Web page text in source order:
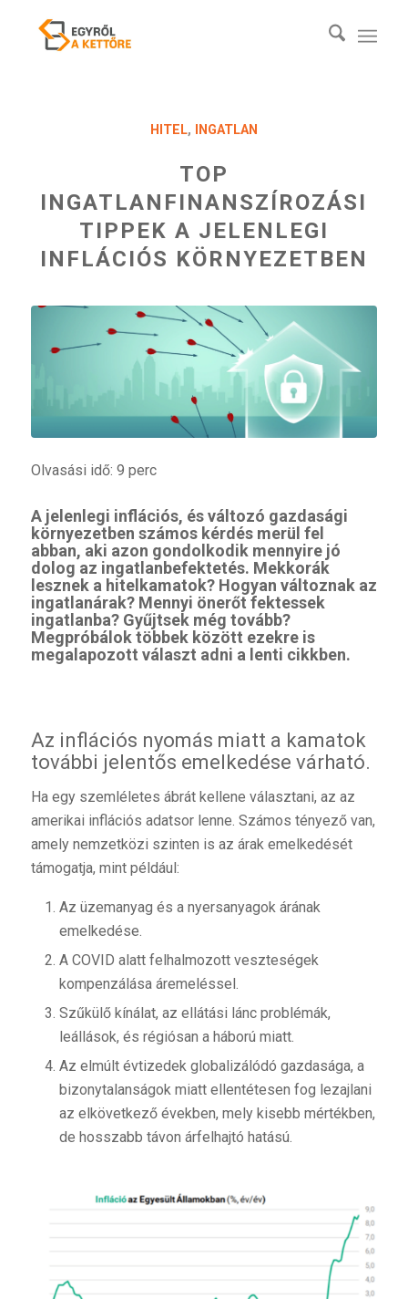
HITEL, INGATLAN
TOP
INGATLANFINANSZÍROZÁSI
TIPPEK A JELENLEGI
INFLÁCIÓS KÖRNYEZETBEN
Olvasási idő: 9 perc
A jelenlegi inflációs, és változó gazdasági
környezetben számos kérdés merül fel
abban, aki azon gondolkodik mennyire jó
dolog az ingatlanbefektetés. Mekkorák
lesznek a hitelkamatok? Hogyan változnak az
ingatlanárak? Mennyi önerőt fektessek
ingatlanba? Gyűjtsek még tovább?
Megpróbálok többek között ezekre is
megalapozott választ adni a lenti cikkben.
Az inflációs nyomás miatt a kamatok
további jelentős emelkedése várható.
Ha egy szemléletes ábrát kellene választani, az az
amerikai inflációs adatsor lenne. Számos tényező van,
amely nemzetközi szinten is az árak emelkedését
támogatja, mint például:
Az üzemanyag és a nyersanyagok árának
emelkedése.
A COVID alatt felhalmozott veszteségek
kompenzálása áremeléssel.
Szűkülő kínálat, az ellátási lánc problémák,
leállások, és régiósan a háború miatt.
Az elmúlt évtizedek globalizálódó gazdasága, a
bizonytalanságok miatt ellentétesen fog lezajlani
az elkövetkező években, mely kisebb mértékben,
de hosszabb távon árfelhajtó hatású.